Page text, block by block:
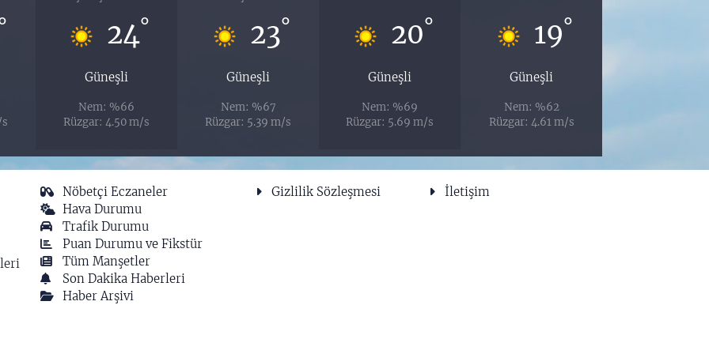
24°
Güneşli
Nem: %66
Rüzgar: 4.50 m/s
23°
Güneşli
Nem: %67
Rüzgar: 5.39 m/s
20°
Güneşli
Nem: %69
Rüzgar: 5.69 m/s
19°
Güneşli
Nem: %62
Rüzgar: 4.61 m/s
Nöbetçi Eczaneler
Hava Durumu
Trafik Durumu
Puan Durumu ve Fikstür
Tüm Manşetler
Son Dakika Haberleri
Haber Arşivi
Gizlilik Sözleşmesi İletişim